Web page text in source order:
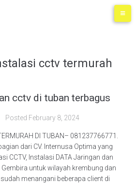
cctv termurah
cctv di tuban terbagus
Posted February 8, 2024
DI TUBAN– 081237766771.
dari CV. Internusa Optima yang
CCTV, Instalasi DATA Jaringan dan
untuk wilayah krembung dan
menangani beberapa client di